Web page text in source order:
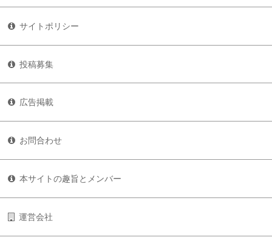
サイトポリシー
投稿募集
広告掲載
お問合わせ
本サイトの趣旨とメンバー
運営会社